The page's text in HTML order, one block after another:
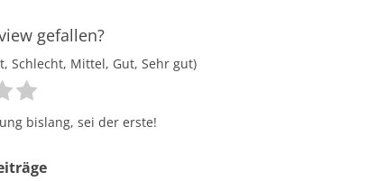
gefallen?
Schlecht, Mittel, Gut, Sehr gut)
bislang, sei der erste!